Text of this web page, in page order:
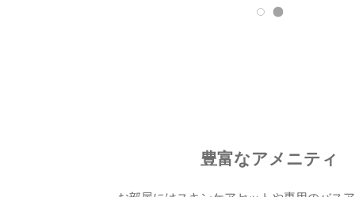
豊富なアメニティ